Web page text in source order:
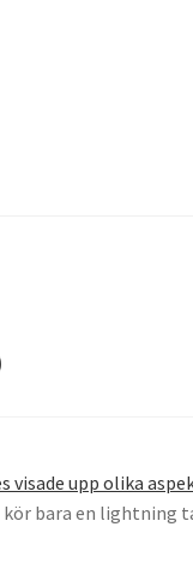
visade upp olika
kör bara en lightning